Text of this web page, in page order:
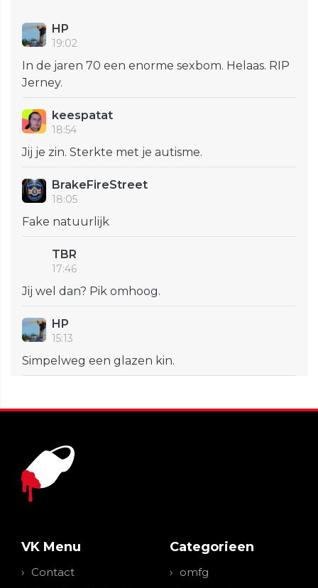
HP
19:02
In de jaren 70 een enorme sexbom. Helaas. RIP
Jerney.
keespatat
18:54
Jij je zin. Sterkte met je autisme.
BrakeFireStreet
18:05
Fake natuurlijk
TBR
17:46
Jij wel dan? Pik omhoog.
HP
15:13
Simpelweg een glazen kin.
VK Menu
Contact
Categorieen
omfg